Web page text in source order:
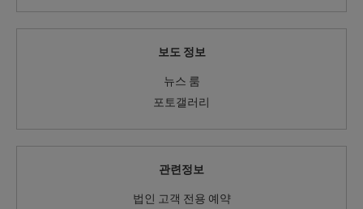
보도 정보
뉴스 룸
포토갤러리
관련정보
법인 고객 전용 예약